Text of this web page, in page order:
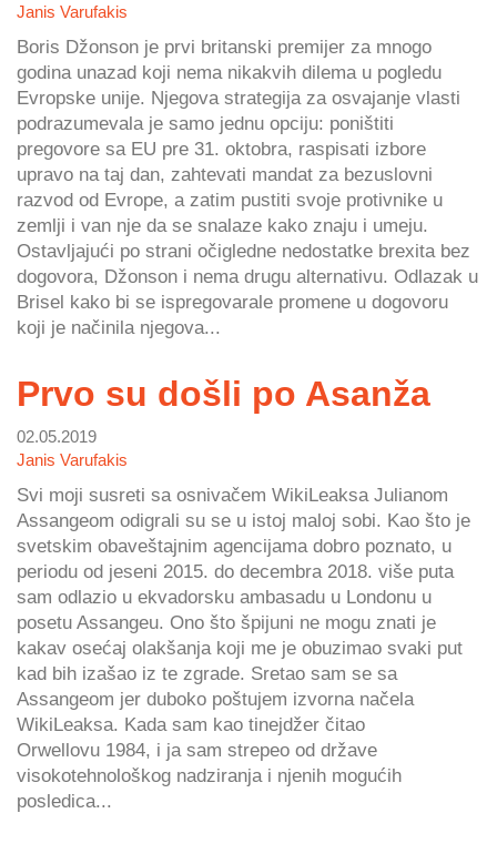
Janis Varufakis
Boris Džonson je prvi britanski premijer za mnogo
godina unazad koji nema nikakvih dilema u pogledu
Evropske unije. Njegova strategija za osvajanje vlasti
podrazumevala je samo jednu opciju: poništiti
pregovore sa EU pre 31. oktobra, raspisati izbore
upravo na taj dan, zahtevati mandat za bezuslovni
razvod od Evrope, a zatim pustiti svoje protivnike u
zemlji i van nje da se snalaze kako znaju i umeju.
Ostavljajući po strani očigledne nedostatke brexita bez
dogovora, Džonson i nema drugu alternativu. Odlazak u
Brisel kako bi se ispregovarale promene u dogovoru
koji je načinila njegova...
Prvo su došli po Asanža
02.05.2019
Janis Varufakis
Svi moji susreti sa osnivačem WikiLeaksa Julianom
Assangeom odigrali su se u istoj maloj sobi. Kao što je
svetskim obaveštajnim agencijama dobro poznato, u
periodu od jeseni 2015. do decembra 2018. više puta
sam odlazio u ekvadorsku ambasadu u Londonu u
posetu Assangeu. Ono što špijuni ne mogu znati je
kakav osećaj olakšanja koji me je obuzimao svaki put
kad bih izašao iz te zgrade. Sretao sam se sa
Assangeom jer duboko poštujem izvorna načela
WikiLeaksa. Kada sam kao tinejdžer čitao
Orwellovu 1984, i ja sam strepeo od države
visokotehnološkog nadziranja i njenih mogućih
posledica...